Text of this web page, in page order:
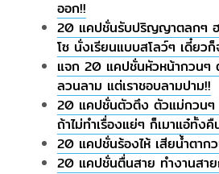
ออก!!
20 แคปชั่นรับปริญญาตลกๆ ฮ
โซ นั่งเรียนแบบสโลว์ๆ เดี๋ยวก็
แจก 20 แคปชั่นหัวหน้ากวนๆ
ลวนลาม แต่เราชอบลามปาม!!
20 แคปชั่นตัวตึง ตัวแม่กวนๆ
ถ้าไม่ทำเรื่องแย่ๆ ก็เมาแอ๋ทั้งคื
20 แคปชั่นร้องไห้ เสียน้ำตาก
20 แคปชั่นตื่นสาย ทำงานสา